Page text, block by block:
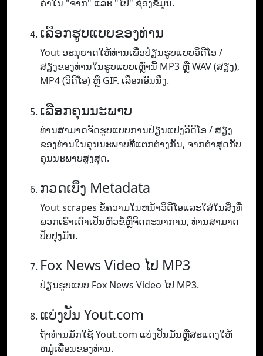
ຄ່າ​ໃນ "ຈາກ​" ແລະ "ໄປ​" ຊ່ອງ​ຂໍ້​ມູນ.
ເລືອກຮູບແບບຂອງທ່ານ
Yout ອະ​ນຸ​ຍາດ​ໃຫ້​ທ່ານ​ເພື່ອ​ປ່ຽນ​ຮູບ​ແບບ​ວິ​ດີ​ໂອ /
ສຽງ​ຂອງ​ທ່ານ​ໃນ​ຮູບ​ແບບ​ເຫຼົ່າ​ນີ້ MP3 ຫຼື WAV (ສຽງ​)​,
MP4 (ວິ​ດີ​ໂອ​) ຫຼື GIF​. ເລືອກອັນນຶ່ງ.
ເລືອກຄຸນນະພາບ
ທ່ານ​ສາ​ມາດ​ຈັດ​ຮູບ​ແບບ​ການ​ປ່ຽນ​ແປງ​ວິ​ດີ​ໂອ / ສຽງ​
ຂອງ​ທ່ານ​ໃນ​ຄຸນ​ນະ​ພາບ​ທີ່​ແຕກ​ຕ່າງ​ກັນ​, ຈາກ​ຕ​່​ໍາ​ສຸດ​ກັບ​
ຄຸນ​ນະ​ພາບ​ສູງ​ສຸດ​.
ກວດເບິ່ງ Metadata
Yout scrapes ຂໍ້ຄວາມໃນຫນ້າວິດີໂອແລະໃສ່ໃນສິ່ງທີ່
ພວກເຮົາເດົາເປັນຫົວຂໍ້ຫຼືຈິດຕະນາການ, ທ່ານສາມາດ
ປັບປຸງມັນ.
Fox News Video ໄປ MP3
ປ່ຽນຮູບແບບ Fox News Video ໄປ MP3.
ແບ່ງປັນ Yout.com
ຖ້າທ່ານມັກໃຊ້ Yout.com ແບ່ງປັນມັນຫຼືສະແດງໃຫ້
ຫມູ່ເພື່ອນຂອງທ່ານ.